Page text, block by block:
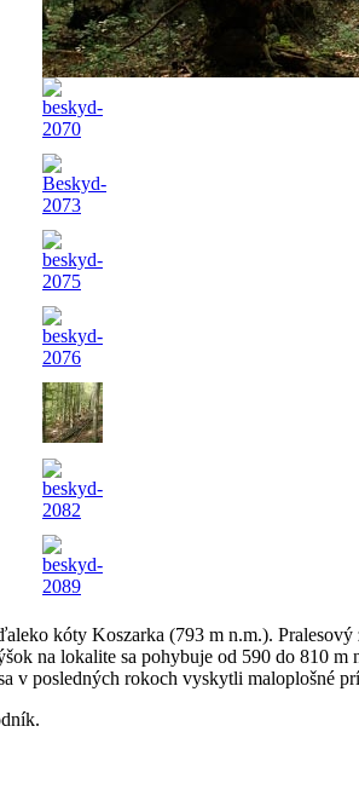
kóty Koszarka (793 m n.m.).
na lokalite sa pohybuje od 590 do 810
v posledných rokoch vyskytli maloplošné